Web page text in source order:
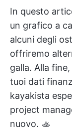
In questo
un grafico a
alcuni degli
offriremo
galla. Alla
tuoi dati
kayakista
project
nuovo. 🚣